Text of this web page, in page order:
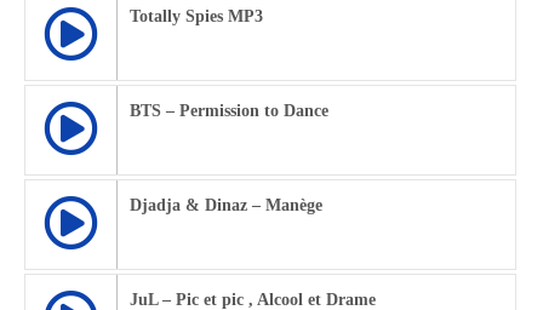
Totally Spies MP3
BTS – Permission to Dance
Djadja & Dinaz – Manège
JuL – Pic et pic , Alcool et Drame